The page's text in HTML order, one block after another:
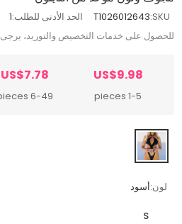
SKU:
T1026012643 الحد الأدنى للطلب:1
للحصول على خدمات التخصيص والتوريد، يرجى
US$9.98
1-5 pieces
US$7.78
6-49 pieces
لون:أسود
S